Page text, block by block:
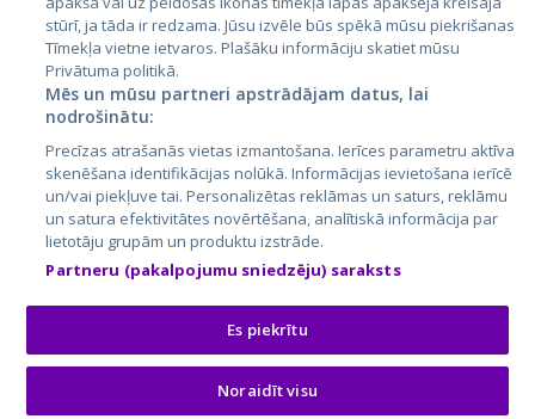
City24.lv
City24.ee
GetaPro.lv
GetaPro.ee
Skelbiu.lt
Autoplius.lt
Aruodas.lt
CVbankas.lt
Kainos.lt
Paslaugos.lt
auto24.ee
Osta.ee
KuldneBörs.ee
stūrī, ja tāda ir redzama. Jūsu izvēle būs spēkā mūsu piekrišanas
Tīmekļa vietne ietvaros. Plašāku informāciju skatiet mūsu
Privātuma politikā.
Mēs un mūsu partneri apstrādājam datus, lai
nodrošinātu:
Precīzas atrašanās vietas izmantošana. Ierīces parametru aktīva
skenēšana identifikācijas nolūkā. Informācijas ievietošana ierīcē
un/vai piekļuve tai. Personalizētas reklāmas un saturs, reklāmu
un satura efektivitātes novērtēšana, analītiskā informācija par
lietotāju grupām un produktu izstrāde.
Partneru (pakalpojumu sniedzēju) saraksts
Es piekrītu
Noraidīt visu